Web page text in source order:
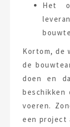
Het
Kortom, de
de
doen en
voeren.
een project